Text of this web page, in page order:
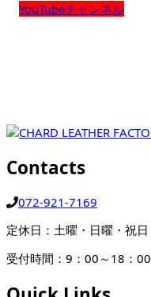
YouTubeチャンネル
Contacts
072-921-7169
定休日：土曜・日曜・祝日
受付時間：9：00～18：00